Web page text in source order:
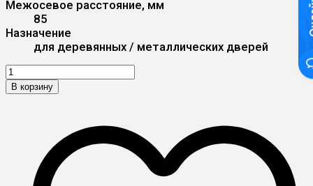
Межосевое расстояние, мм
85
Назначение
для деревянных / металлических дверей
В корзину